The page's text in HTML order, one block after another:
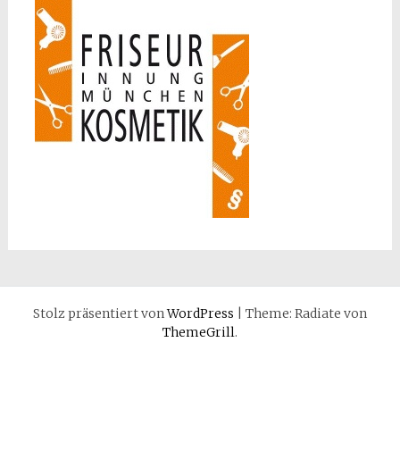
Stolz präsentiert vonWordPress
Theme: Radiate von
ThemeGrill.